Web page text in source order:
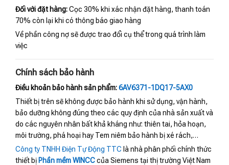
Đối với đặt hàng:Cọc 30% khi xác nhận đặt hàng, thanh toán
70% còn lại khi có thông báo giao hàng
Về phần công nợ sẽ được trao đổi cụ thể trong quá trình làm
việc
Chính sách bảo hành
Điều khoản bảo hành sản phẩm:6AV6371-1DQ17-5AX0
Thiết bị trên sẽ không được bảo hành khi sử dụng, vận hành,
bảo dưỡng không đúng theo các quy định của nhà sản xuất và
do các nguyên nhân bất khả kháng như: thiên tai, hỏa hoạn,
môi trường, phá hoại hay Tem niêm bảo hành bị xé rách,…
Công ty TNHH Điện Tự Động TTC là nhà phân phối chính thức
thiết bị Phần mềm WINCCcủa Siemens tại thị trường Việt Nam